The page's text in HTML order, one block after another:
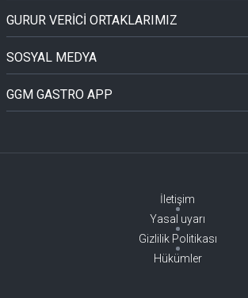
GURUR VERİCİ ORTAKLARIMIZ
SOSYAL MEDYA
GGM GASTRO APP
İletişim
Yasal uyarı
Gizlilik Politikası
Hükümler